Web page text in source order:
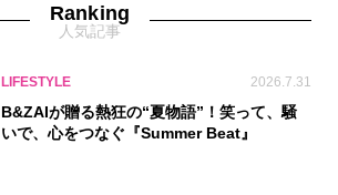
Ranking
人気記事
LIFESTYLE 2026.7.31
B&ZAIが贈る熱狂の“夏物語”！笑って、騒
いで、心をつなぐ『Summer Beat』